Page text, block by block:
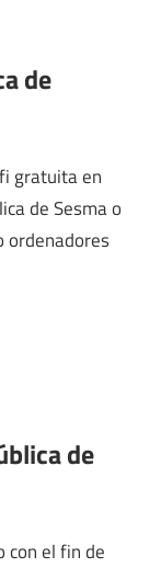
de
gratuita en
de Sesma o
ordenadores
de
con el fin de